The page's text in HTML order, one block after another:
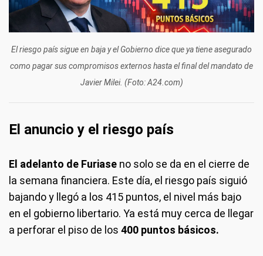
El riesgo país sigue en baja y el Gobierno dice que ya tiene asegurado
como pagar sus compromisos externos hasta el final del mandato de
Javier Milei. (Foto: A24.com)
El anuncio y el riesgo país
El adelanto de Furiase no solo se da en el cierre de
la semana financiera. Este día, el riesgo país siguió
bajando y llegó a los 415 puntos, el nivel más bajo
en el gobierno libertario. Ya está muy cerca de llegar
a perforar el piso de los 400 puntos básicos.